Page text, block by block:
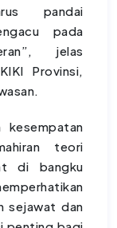
pandai
pada
jelas
Provinsi,
kesempatan
teori
di bangku
sejawat dan